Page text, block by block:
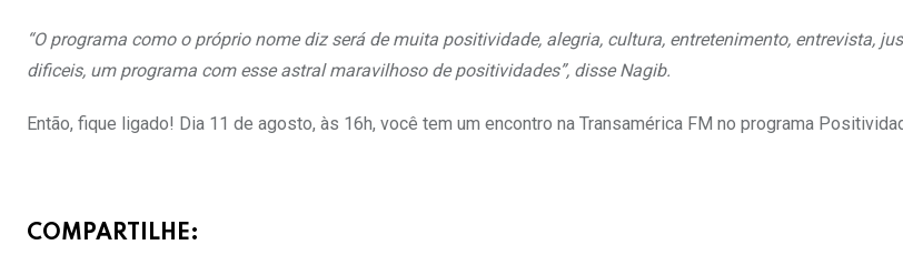
“O programa como o próprio nome diz será de muita positividade, alegria, cultura, entretenimento, entrevista,
dificeis, um programa com esse astral maravilhoso de positividades”, disse Nagib.
Então, fique ligado! Dia 11 de agosto, às 16h, você tem um encontro na Transamérica FM no programa
COMPARTILHE: